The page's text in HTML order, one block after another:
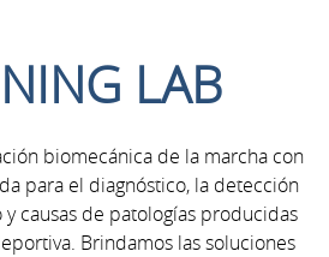
LAB
biomecánica de la marcha con
para el diagnóstico, la detección
causas de patologías producidas
Brindamos las soluciones